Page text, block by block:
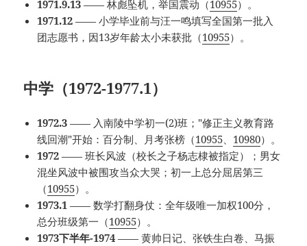
1971.9.13 —— 林彪坠机，举国震动（10955）。
1971.12 —— 小学毕业前与汪一鸣填写全国第一批入
团志愿书，因13岁年龄太小未获批（10955）。
中学（1972-1977.1）
1972.3 —— 入南陵中学初一(2)班；"修正主义教育路
线回潮"开始：百分制、月考张榜（10955、 10980）。
1972 —— 班长风波（校长之子杨志棣被指定）；男女
混坐风波中被围攻当众大哭；初一上总分屈居第三
（10955）。
1973.1 —— 数学打翻身仗：全年级唯一加权100分，
总分班级第一（10955）。
1973下半年-1974 —— 黄帅日记、张铁生白卷、马振